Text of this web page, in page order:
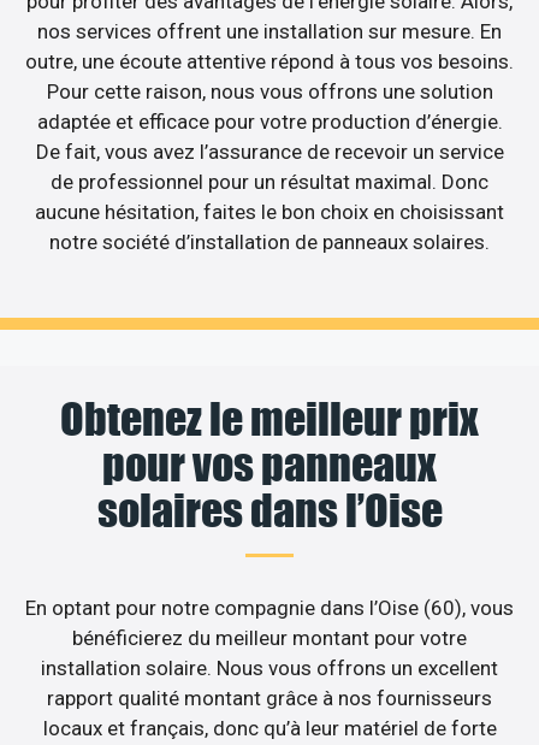
nos services offrent une installation sur mesure. En
outre, une écoute attentive répond à tous vos besoins.
Pour cette raison, nous vous offrons une solution
adaptée et efficace pour votre production d’énergie.
De fait, vous avez l’assurance de recevoir un service
de professionnel pour un résultat maximal. Donc
aucune hésitation, faites le bon choix en choisissant
notre société d’installation de panneaux solaires.
Obtenez le meilleur prix
pour vos panneaux
solaires dans l’Oise
En optant pour notre compagnie dans l’Oise (60), vous
bénéficierez du meilleur montant pour votre
installation solaire. Nous vous offrons un excellent
rapport qualité montant grâce à nos fournisseurs
locaux et français, donc qu’à leur matériel de forte